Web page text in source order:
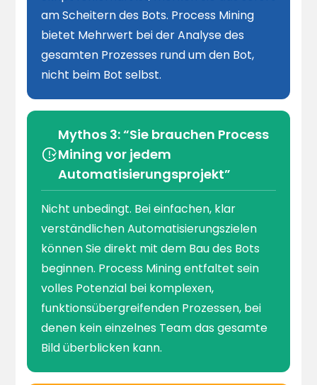
am Scheitern des Bots. Process Mining
bietet Mehrwert bei der Analyse des
gesamten Prozesses rund um den Bot,
nicht beim Bot selbst.
Mythos 3: “Sie brauchen Process
Mining vor jedem
Automatisierungsprojekt”
Nicht unbedingt. Bei einfachen, klar
verständlichen Automatisierungszielen
können Sie direkt mit dem Bau des Bots
beginnen. Process Mining entfaltet sein
volles Potenzial bei komplexen,
funktionsübergreifenden Prozessen, bei
denen kein einzelnes Team das gesamte
Bild überblicken kann.